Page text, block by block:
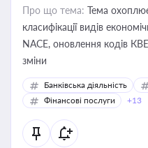
Про що тема: Тема
класифікації видів
NACE, оновлення кодів
зміни
Банківська діяльність
Фінансові послуги
+13